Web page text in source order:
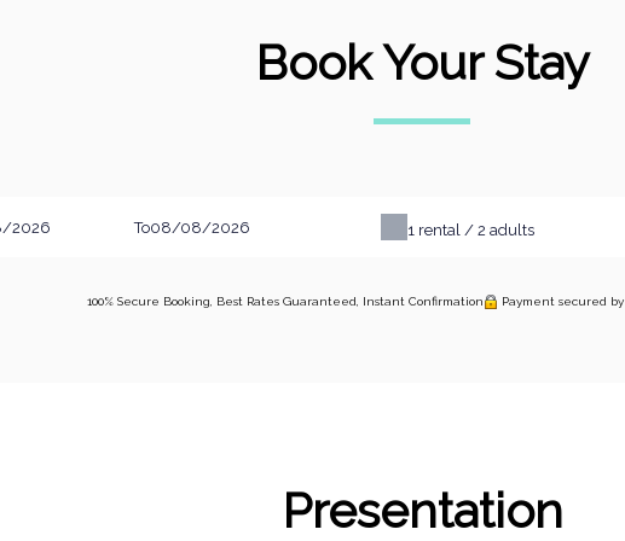
Book Your Stay
To 1 rental / 2 adults
100% Secure Booking, Best Rates Guaranteed, Instant Confirmation Payment secured by
Presentation